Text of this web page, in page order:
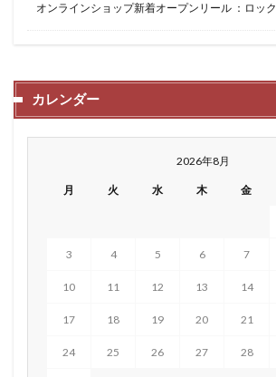
オンラインショップ新着オープンリール ：ロック
カレンダー
2026年8月
月 火 水 木 金
3 4 5 6 7
10 11 12 13 14
17 18 19 20 21
24 25 26 27 28